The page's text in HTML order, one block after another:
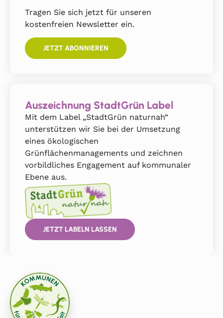
Tragen Sie sich jetzt für unseren
kostenfreien Newsletter ein.
JETZT ABONNIEREN
Auszeichnung StadtGrün Label
Mit dem Label „StadtGrün naturnah“
unterstützen wir Sie bei der Umsetzung
eines ökologischen
Grünflächenmanagements und zeichnen
vorbildliches Engagement auf kommunaler
Ebene aus.
JETZT LABELN LASSEN